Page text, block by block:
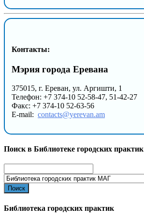
Контакты:
Мэрия города Еревана
375015, г. Ереван, ул. Аргишти, 1
Телефон: +7 374-10 52-58-47, 51-42-27
Факс: +7 374-10 52-63-56
E-mail: contacts@yerevan.am
Поиск в Библиотеке городских практик
for:
Библиотека городских практик